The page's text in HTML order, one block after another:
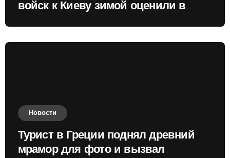
войск к Киеву зимой оценили в
Новости
Турист в Греции поднял древний
мрамор для фото и вызвал